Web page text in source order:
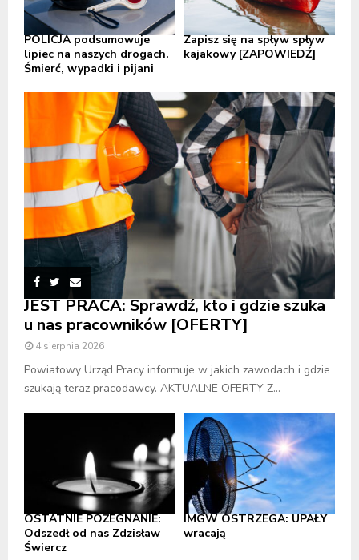
POLICJA podsumowuje
lipiec na naszych drogach.
Śmierć, wypadki i pijani
Zapisz się na spływ spływ
kajakowy [ZAPOWIEDŹ]
JEST PRACA: Sprawdź, kto i gdzie szuka
u nas pracowników [OFERTY]
4 sierpnia 2026
Powiatowy Urząd Pracy informuje w jakich zawodach i gdzie
szukają teraz pracodawcy. AKTUALNE OFERTY Z...
OSTATNIE POŻEGNANIE:
Odszedł od nas Zdzisław
Świercz
IMGW OSTRZEGA: UPAŁY
wracają